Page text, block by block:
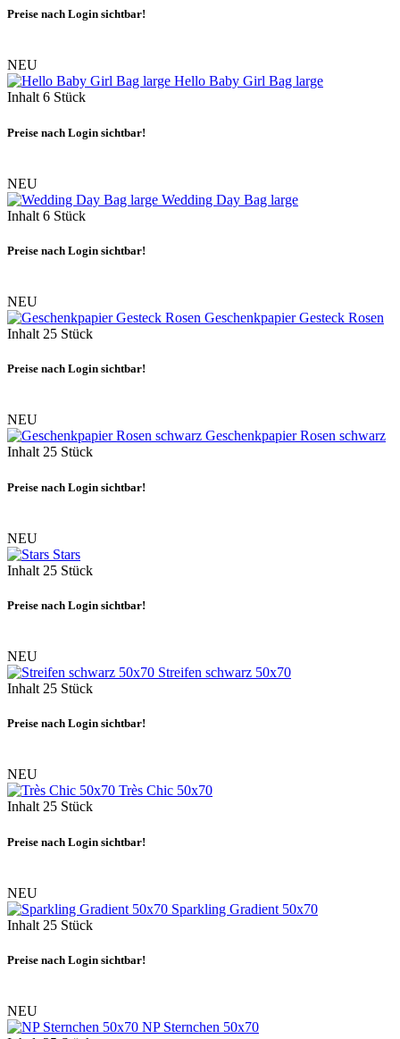
Preise nach Login sichtbar!
NEU
Hello Baby Girl Bag large
Inhalt 6 Stück
Preise nach Login sichtbar!
NEU
Wedding Day Bag large
Inhalt 6 Stück
Preise nach Login sichtbar!
NEU
Geschenkpapier Gesteck Rosen
Inhalt 25 Stück
Preise nach Login sichtbar!
NEU
Geschenkpapier Rosen schwarz
Inhalt25 Stück
Preise nach Login sichtbar!
NEU
Stars
Inhalt 25 Stück
Preise nach Login sichtbar!
NEU
Streifen schwarz 50x70
Inhalt 25 Stück
Preise nach Login sichtbar!
NEU
Très Chic 50x70
Inhalt25 Stück
Preise nach Login sichtbar!
NEU
Sparkling Gradient 50x70
Inhalt 25 Stück
Preise nach Login sichtbar!
NEU
NP Sternchen 50x70